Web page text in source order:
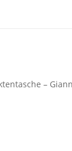
–